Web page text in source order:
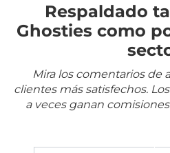
Respaldado
Ghosties como
Mira los comentarios de
clientes más satisfechos.
a veces ganan